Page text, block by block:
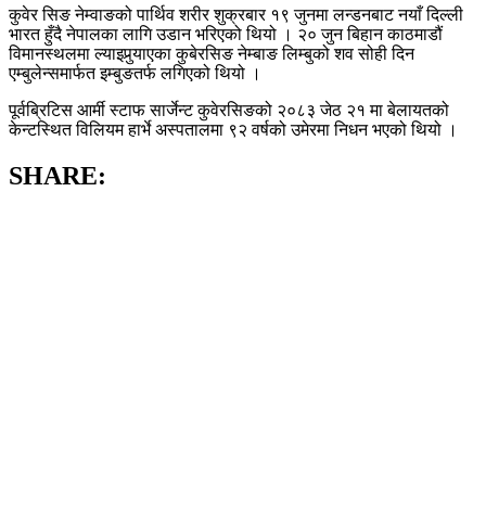
कुवेर सिङ नेम्वाङको पार्थिव शरीर शुक्रबार १९ जुनमा लन्डनबाट नयाँ दिल्ली
भारत हुँदै नेपालका लागि उडान भरिएको थियो । २० जुन बिहान काठमाडौं
विमानस्थलमा ल्याइपुर्‍याएका कुबेरसिङ नेम्बाङ लिम्बुको शव सोही दिन
एम्बुलेन्समार्फत इम्बुङतर्फ लगिएको थियो ।
पूर्वब्रिटिस आर्मी स्टाफ सार्जेन्ट कुवेरसिङको २०८३ जेठ २१ मा बेलायतको
केन्टस्थित विलियम हार्भे अस्पतालमा ९२ वर्षको उमेरमा निधन भएको थियो ।
SHARE: